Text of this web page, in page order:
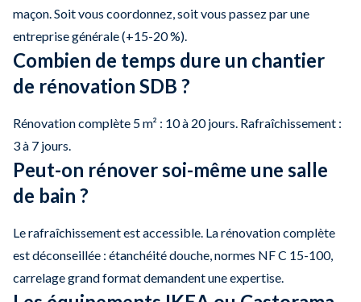
maçon. Soit vous coordonnez, soit vous passez par une
entreprise générale (+15-20 %).
Combien de temps dure un chantier
de rénovation SDB ?
Rénovation complète 5 m² : 10 à 20 jours. Rafraîchissement :
3 à 7 jours.
Peut-on rénover soi-même une salle
de bain ?
Le rafraîchissement est accessible. La rénovation complète
est déconseillée : étanchéité douche, normes NF C 15-100,
carrelage grand format demandent une expertise.